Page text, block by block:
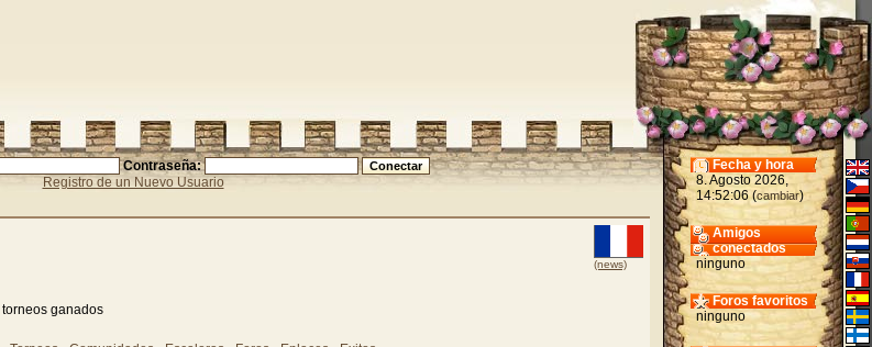
Contraseña:
Registro de un Nuevo Usuario
(news)
torneos ganados
Fecha y hora
8. Agosto 2026,
14:52:06 (cambiar)
Amigos
conectados
ninguno
Foros favoritos
ninguno